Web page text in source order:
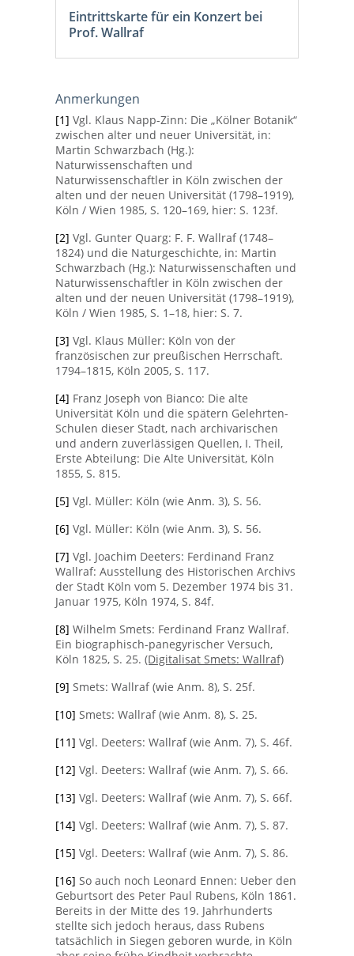
Eintrittskarte für ein Konzert bei
Prof. Wallraf
Anmerkungen
[1] Vgl. Klaus Napp-Zinn: Die „Kölner Botanik“
zwischen alter und neuer Universität, in:
Martin Schwarzbach (Hg.):
Naturwissenschaften und
Naturwissenschaftler in Köln zwischen der
alten und der neuen Universität (1798–1919),
Köln / Wien 1985, S. 120–169, hier: S. 123f.
[2] Vgl. Gunter Quarg: F. F. Wallraf (1748–
1824) und die Naturgeschichte, in: Martin
Schwarzbach (Hg.): Naturwissenschaften und
Naturwissenschaftler in Köln zwischen der
alten und der neuen Universität (1798–1919),
Köln / Wien 1985, S. 1–18, hier: S. 7.
[3] Vgl. Klaus Müller: Köln von der
französischen zur preußischen Herrschaft.
1794–1815, Köln 2005, S. 117.
[4] Franz Joseph von Bianco: Die alte
Universität Köln und die spätern Gelehrten-
Schulen dieser Stadt, nach archivarischen
und andern zuverlässigen Quellen, I. Theil,
Erste Abteilung: Die Alte Universität, Köln
1855, S. 815.
[5] Vgl. Müller: Köln (wie Anm. 3), S. 56.
[6] Vgl. Müller: Köln (wie Anm. 3), S. 56.
[7] Vgl. Joachim Deeters: Ferdinand Franz
Wallraf: Ausstellung des Historischen Archivs
der Stadt Köln vom 5. Dezember 1974 bis 31.
Januar 1975, Köln 1974, S. 84f.
[8] Wilhelm Smets: Ferdinand Franz Wallraf.
Ein biographisch-panegyrischer Versuch,
Köln 1825, S. 25. (Digitalisat Smets: Wallraf)
[9] Smets: Wallraf (wie Anm. 8), S. 25f.
[10] Smets: Wallraf (wie Anm. 8), S. 25.
[11] Vgl. Deeters: Wallraf (wie Anm. 7), S. 46f.
[12] Vgl. Deeters: Wallraf (wie Anm. 7), S. 66.
[13] Vgl. Deeters: Wallraf (wie Anm. 7), S. 66f.
[14] Vgl. Deeters: Wallraf (wie Anm. 7), S. 87.
[15] Vgl. Deeters: Wallraf (wie Anm. 7), S. 86.
[16] So auch noch Leonard Ennen: Ueber den
Geburtsort des Peter Paul Rubens, Köln 1861.
Bereits in der Mitte des 19. Jahrhunderts
stellte sich jedoch heraus, dass Rubens
tatsächlich in Siegen geboren wurde, in Köln